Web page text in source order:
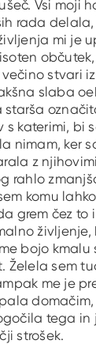
Vsi moji
rada
mi je
stvari
slaba
starša
s katerimi, bi
nimam, ker
z
rahlo
komu
grem čez to
življenje,
bojo kmalu
Želela sem
me je
domačim,
tega in
strošek.